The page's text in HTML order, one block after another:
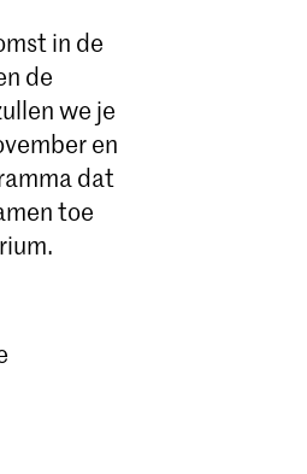
in de
de
we je
en
dat
toe